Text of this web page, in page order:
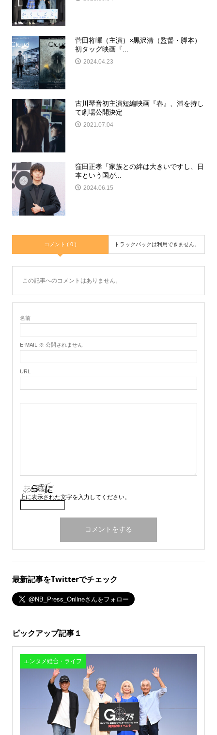
菅田将暉（主演）×黒沢清（監督・脚本）
初タッグ映画『...
2024.04.23
古川琴音初主演短編映画『春』、満を持し
て劇場公開決定
2021.07.04
窪田正孝「家族との絆は大きいですし、日
本という国が...
2024.06.15
コメント ( 0 ) トラックバックは利用できません。
この記事へのコメントはありません。
名前
E-MAIL ※ 公開されません
URL
上に表示された文字を入力してください。
最新記事をTwitterでチェック
ピックアップ記事１
エンタメ総合・ライフ